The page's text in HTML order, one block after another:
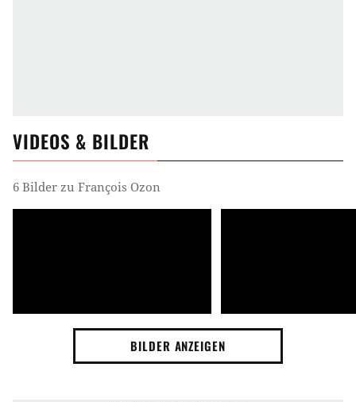
VIDEOS & BILDER
6 Bilder zu François Ozon
BILDER ANZEIGEN